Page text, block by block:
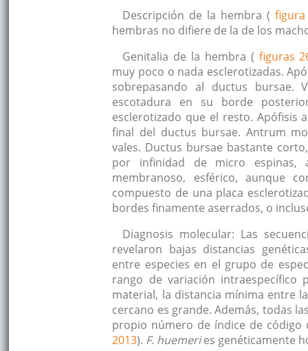
Descripción de la hembra (
hembras no difiere de la de los
Genitalia de la hembra ( figuras
muy poco o nada esclerotizadas.
sobrepasando al ductus bursae.
escotadura en su borde
esclerotizado que el resto. Apófisis
final del ductus bursae. Antrum
vales. Ductus bursae bastante
por infinidad de micro espinas,
membranoso, esférico, aunque
compuesto de una placa
bordes finamente aserrados, o
Diagnosis molecular: Las
revelaron bajas distancias
entre especies en el grupo de
rango de variación
material, la distancia mínima entre
cercano es grande. Además, todas
propio número de índice de código
2013). F. huemeries genéticamente